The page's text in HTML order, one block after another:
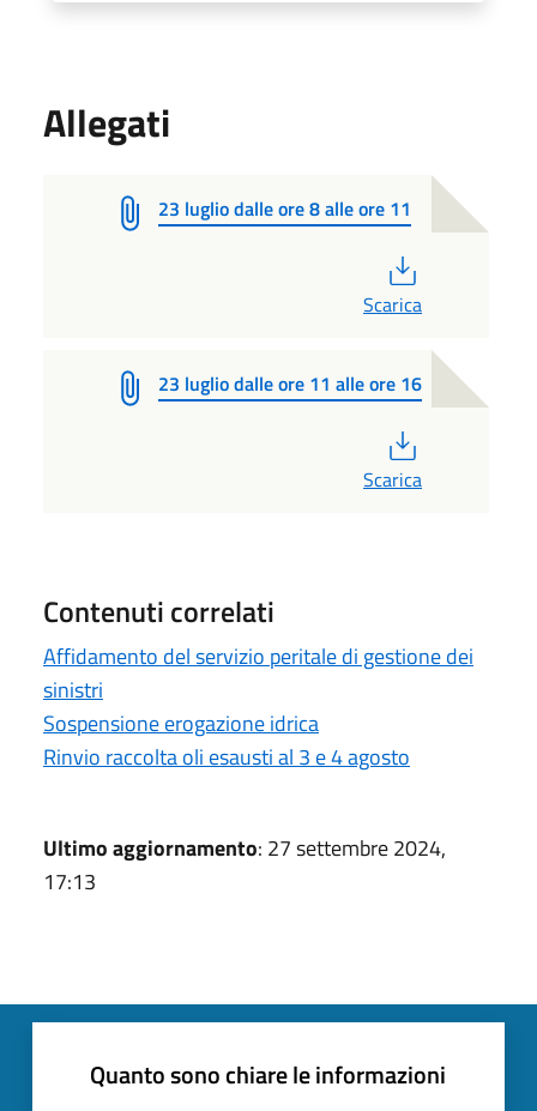
Allegati
23 luglio dalle ore 8 alle ore 11
Scarica
23 luglio dalle ore 11 alle ore 16
Scarica
Contenuti correlati
Affidamento del servizio peritale di gestione dei
sinistri
Sospensione erogazione idrica
Rinvio raccolta oli esausti al 3 e 4 agosto
Ultimo aggiornamento: 27 settembre 2024,
17:13
Quanto sono chiare le informazioni